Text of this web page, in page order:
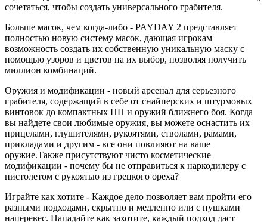
сочетаться, чтобы создать универсального грабителя.
Больше масок, чем когда-либо - PAYDAY 2 представляет
полностью новую систему масок, дающая игрокам
возможность создать их собственную уникальную маску с
помощью узоров и цветов на их выбор, позволяя получить
миллион комбинаций.
Оружия и модификации - новый арсенал для серьезного
грабителя, содержащий в себе от снайперских и штурмовых
винтовок до компактных ПП и оружий ближнего боя. Когда
вы найдете свои любимые оружия, вы можете оснастить их
прицелами, глушителями, рукоятями, стволами, рамами,
прикладами и другим - все они повлияют на ваше
оружие.Также присутствуют чисто косметические
модификации - почему бы не отправиться к наркодилеру с
пистолетом с рукоятью из грецкого ореха?
Играйте как хотите - Каждое дело позволяет вам пройти его
разными подходами, скрытно и медленно или с пушками
наперевес. Нападайте как захотите, каждый подход даст